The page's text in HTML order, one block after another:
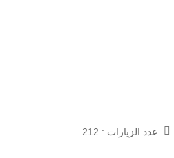
عدد الزيارات : 212